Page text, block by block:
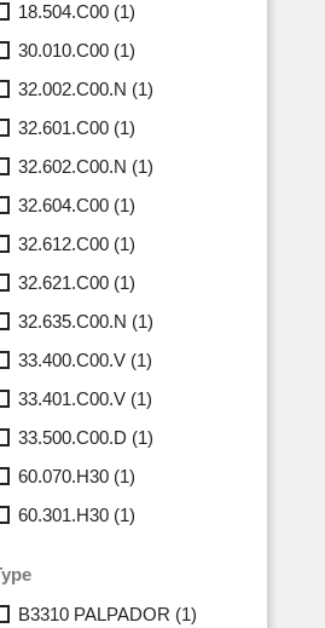
18.504.C00 (1)
30.010.C00 (1)
32.002.C00.N (1)
32.601.C00 (1)
32.602.C00.N (1)
32.604.C00 (1)
32.612.C00 (1)
32.621.C00 (1)
32.635.C00.N (1)
33.400.C00.V (1)
33.401.C00.V (1)
33.500.C00.D (1)
60.070.H30 (1)
60.301.H30 (1)
B3310 PALPADOR (1)